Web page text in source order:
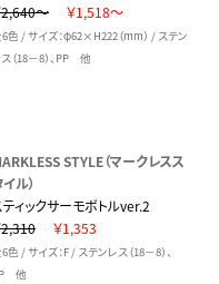
2,640～
￥1,518～
色 / サイズ：φ62×H222（mm） / ステン
（18－8）、PP 他
STYLE（マークレスス
ル）
ティックサーモボトルver.2
2,310
￥1,353
色 / サイズ：F / ステンレス（18－8）、
他